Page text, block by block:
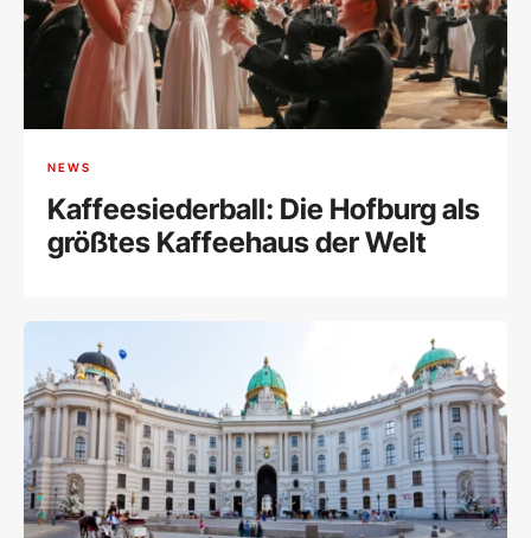
NEWS
Kaffeesiederball: Die Hofburg als
größtes Kaffeehaus der Welt